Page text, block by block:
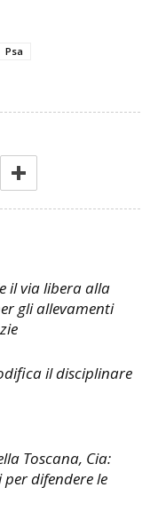
Psa
il via libera alla
gli allevamenti
il disciplinare
Toscana, Cia:
difendere le